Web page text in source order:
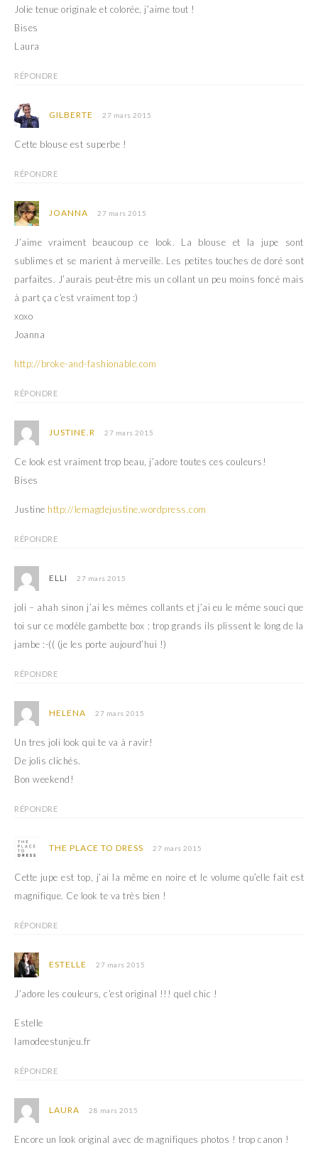
) e
)
Jolie tenue originale et colorée, j’aime tout !
Bises
Laura
RÉPONDRE
GILBERTE 27 mars 2015
Cette blouse est superbe !
RÉPONDRE
JOANNA 27 mars 2015
J’aime vraiment beaucoup ce look. La blouse et la jupe sont
sublimes et se marient à merveille. Les petites touches de doré sont
parfaites. J’aurais peut-être mis un collant un peu moins foncé mais
à part ça c’est vraiment top :)
xoxo
Joanna
http://broke-and-fashionable.com
RÉPONDRE
JUSTINE.R 27 mars 2015
Ce look est vraiment trop beau, j’adore toutes ces couleurs!
Bises
Justine http://lemagdejustine.wordpress.com
RÉPONDRE
ELLI 27 mars 2015
joli – ahah sinon j’ai les mêmes collants et j’ai eu le même souci que
toi sur ce modèle gambette box : trop grands ils plissent le long de la
jambe :-(( (je les porte aujourd’hui !)
RÉPONDRE
HELENA 27 mars 2015
Un tres joli look qui te va à ravir!
De jolis clichés.
Bon weekend!
RÉPONDRE
THE PLACE TO DRESS 27 mars 2015
Cette jupe est top, j’ai la même en noire et le volume qu’elle fait est
magnifique. Ce look te va très bien !
RÉPONDRE
ESTELLE 27 mars 2015
J’adore les couleurs, c’est original !!! quel chic !
Estelle
lamodeestunjeu.fr
RÉPONDRE
LAURA 28 mars 2015
Encore un look original avec de magnifiques photos ! trop canon !